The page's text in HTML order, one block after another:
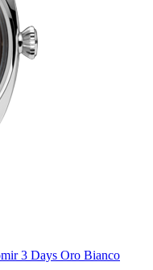
3 Days Oro Bianco